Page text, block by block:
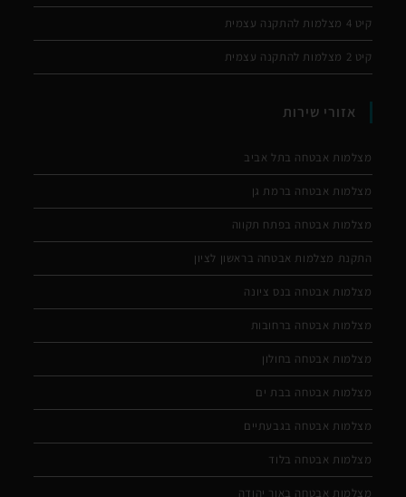
קיט 4 מצלמות להתקנה עצמית
קיט 2 מצלמות להתקנה עצמית
אזורי שירות
מצלמות אבטחה בתל אביב
מצלמות אבטחה ברמת גן
מצלמות אבטחה בפתח תקווה
התקנת מצלמות אבטחה בראשון לציון
מצלמות אבטחה בנס ציונה
מצלמות אבטחה ברחובות
מצלמות אבטחה בחולון
מצלמות אבטחה בבת ים
מצלמות אבטחה בגבעתיים
מצלמות אבטחה בלוד
מצלמות אבטחה באור יהודה